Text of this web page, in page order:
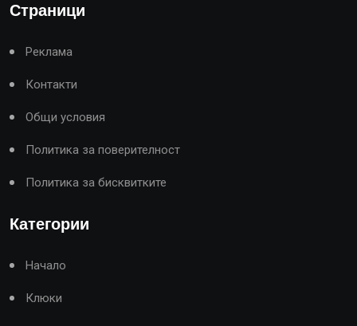
Страници
Реклама
Контакти
Общи условия
Политика за поверителност
Политика за бисквитките
Категории
Начало
Клюки